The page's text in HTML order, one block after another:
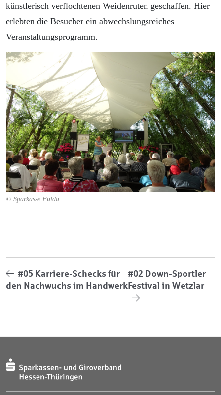
künstlerisch verflochtenen Weidenruten geschaffen. Hier
erlebten die Besucher ein abwechslungsreiches
Veranstaltungsprogramm.
© Sparkasse Fulda
#05 Karriere-Schecks für
den Nachwuchs im Handwerk
#02 Down-Sportler
Festival in Wetzlar
Geschäftsentwicklung